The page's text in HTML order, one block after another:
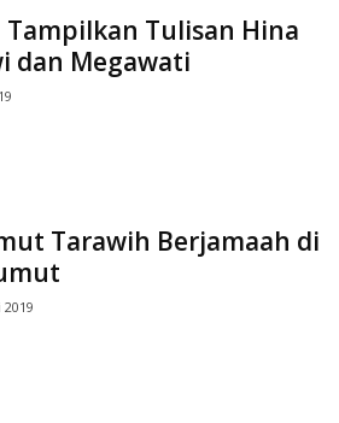
Tampilkan Tulisan Hina
dan Megawati
Tarawih Berjamaah di